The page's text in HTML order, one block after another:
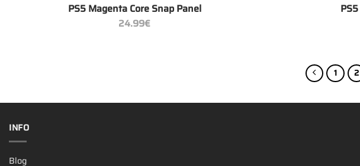
PS5 Magenta Core Snap Panel
24.99€
1 2
INFO
Blog